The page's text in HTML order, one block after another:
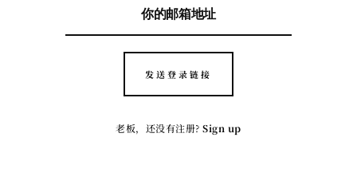
发送登录链接
老板，还没有注册?Sign up